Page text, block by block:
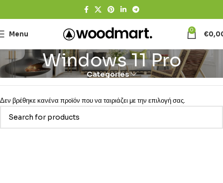
Menu 0 €
Windows 11 Pro
Categories
Δεν βρέθηκε κανένα προϊόν που να ταιριάζει με την επιλογή σας.